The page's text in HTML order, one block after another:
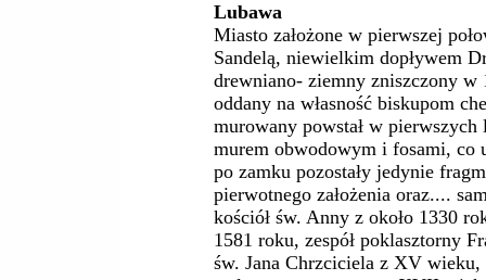
Lubawa
Miasto założone w pierwszej
Sandelą, niewielkim dopływem
drewniano- ziemny zniszczony w
oddany na własność biskupom
murowany powstał w
murem obwodowym i fosami, co
po zamku pozostały jedynie
pierwotnego założenia oraz....
kościół św. Anny z około 1330
1581 roku, zespół poklasztorny
św. Jana Chrzciciela z XV